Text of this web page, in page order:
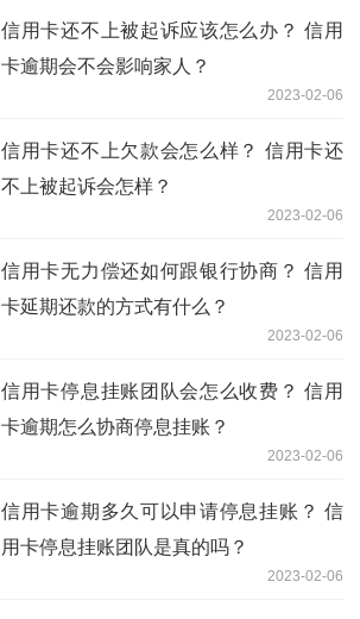
信用卡还不上被起诉应该怎么办？ 信用
卡逾期会不会影响家人？
2023-02-06
信用卡还不上欠款会怎么样？ 信用卡还
不上被起诉会怎样？
2023-02-06
信用卡无力偿还如何跟银行协商？ 信用
卡延期还款的方式有什么？
2023-02-06
信用卡停息挂账团队会怎么收费？ 信用
卡逾期怎么协商停息挂账？
2023-02-06
信用卡逾期多久可以申请停息挂账？ 信
用卡停息挂账团队是真的吗？
2023-02-06